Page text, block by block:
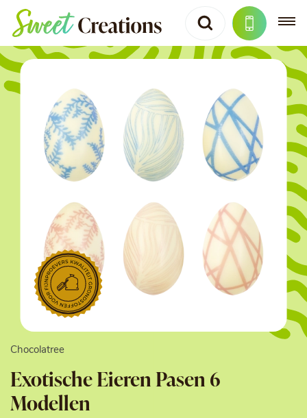
Chocolatree
Exotische Eieren Pasen 6
Modellen